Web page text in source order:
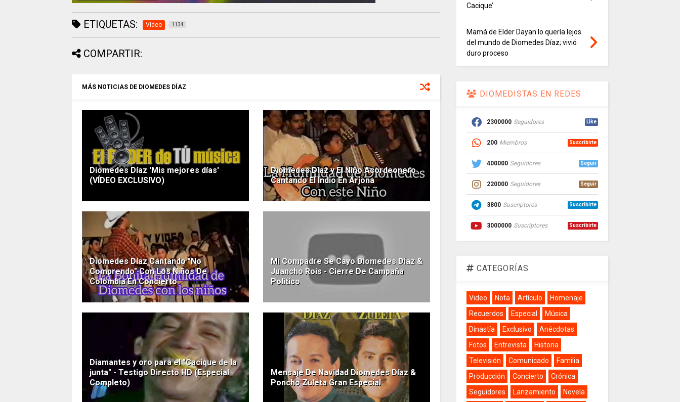
ETIQUETAS: Video 1134
COMPARTIR:
MÁS NOTICIAS DE DIOMEDES DÍAZ
Diomedes Díaz 'Mis mejores días'
(VÍDEO EXCLUSIVO)
Diomedes Díaz y El Niño Acordeonero
Cantando El Indio En Arjona
Diomedes Díaz Cantando "No
Comprendo" Con Los Niños De
Colombia En Concierto
Mi Compadre Se Cayo Diomedes Diaz &
Juancho Rois - Cierre De Campaña
Politico
Diamantes y oro para el "Cacique de la
junta" - Testigo Directo HD (Especial
Completo)
Mensaje De Navidad Diomedes Díaz &
Poncho Zuleta Gran Especial
Cacique’
Mamá de Elder Dayan lo quería lejos
del mundo de Diomedes Díaz; vivió
duro proceso
DIOMEDISTAS EN REDES
2300000 Seguidores Like
200 Miembros Suscribirte
400000 Seguidores Seguir
220000 Seguidores Seguir
3800 Suscriptores Suscribirte
3000000 Suscriptores Suscribirte
CATEGORÍAS
Video Nota Artículo
Homenaje
Recuerdos
Especial
Música
Dinastía
Exclusivo
Anécdotas
Fotos
Entrevista
Historia
Televisión
Comunicado
Familia
Producción
Concierto
Crónica
Seguidores
Lanzamiento
Novela